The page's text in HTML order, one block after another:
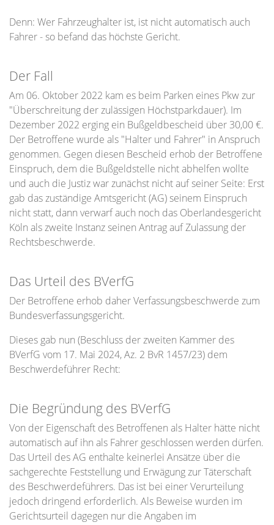
Denn: Wer Fahrzeughalter ist, ist nicht automatisch auch
Fahrer - so befand das höchste Gericht.
Der Fall
Am 06. Oktober 2022 kam es beim Parken eines Pkw zur
"Überschreitung der zulässigen Höchstparkdauer). Im
Dezember 2022 erging ein Bußgeldbescheid über 30,00 €.
Der Betroffene wurde als "Halter und Fahrer" in Anspruch
genommen. Gegen diesen Bescheid erhob der Betroffene
Einspruch, dem die Bußgeldstelle nicht abhelfen wollte
und auch die Justiz war zunächst nicht auf seiner Seite: Erst
gab das zuständige Amtsgericht (AG) seinem Einspruch
nicht statt, dann verwarf auch noch das Oberlandesgericht
Köln als zweite Instanz seinen Antrag auf Zulassung der
Rechtsbeschwerde.
Das Urteil des BVerfG
Der Betroffene erhob daher Verfassungsbeschwerde zum
Bundesverfassungsgericht.
Dieses gab nun (Beschluss der zweiten Kammer des
BVerfG vom 17. Mai 2024, Az. 2 BvR 1457/23) dem
Beschwerdeführer Recht:
Die Begründung des BVerfG
Von der Eigenschaft des Betroffenen als Halter hätte nicht
automatisch auf ihn als Fahrer geschlossen werden dürfen.
Das Urteil des AG enthalte keinerlei Ansätze über die
sachgerechte Feststellung und Erwägung zur Täterschaft
des Beschwerdeführers. Das ist bei einer Verurteilung
jedoch dringend erforderlich. Als Beweise wurden im
Gerichtsurteil dagegen nur die Angaben im